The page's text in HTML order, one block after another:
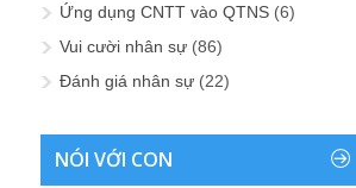
Ứng dụng CNTT vào QTNS (6)
Vui cười nhân sự (86)
Đánh giá nhân sự (22)
NÓI VỚI CON